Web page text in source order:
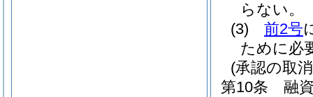
らない。
(3)
前2号
ために必
(承認の取
第10条
融